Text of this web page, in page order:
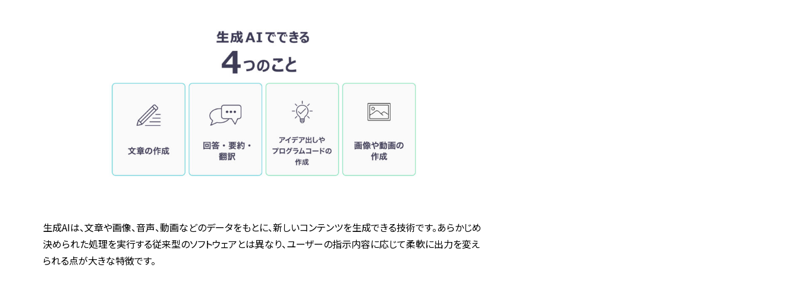
生成AIは、文章や画像、音声、動画などのデータをもとに、新しいコンテンツを生成できる技術です。あらかじめ
決められた処理を実行する従来型のソフトウェアとは異なり、ユーザーの指示内容に応じて柔軟に出力を変え
られる点が大きな特徴です。